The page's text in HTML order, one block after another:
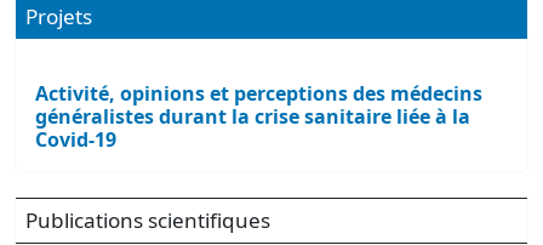
Projets
Activité, opinions et perceptions des médecins
généralistes durant la crise sanitaire liée à la
Covid-19
Publications scientifiques